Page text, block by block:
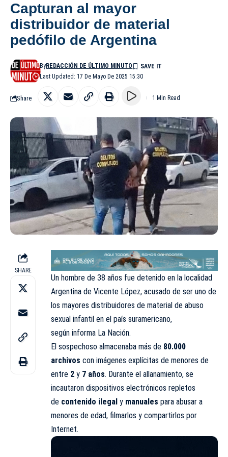
Capturan al mayor
distribuidor de material
pedófilo de Argentina
Last Updated: 17 De Mayo De 2025 15:30
ByREDACCIÓN DE ÚLTIMO MINUTO
Share 1 Min Read
SHARE
Un hombre de 38 años fue detenido en la localidad
Argentina de Vicente López, acusado de ser uno de
los mayores distribuidores de material de abuso
sexual infantil en el país suramericano,
según informa La Nación.
El sospechoso almacenaba más de 80.000
archivos con imágenes explícitas de menores de
entre 2 y 7 años. Durante el allanamiento, se
incautaron dispositivos electrónicos repletos
de contenido ilegal y manuales para abusar a
menores de edad, filmarlos y compartirlos por
Internet.